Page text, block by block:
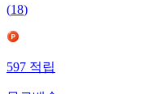
(18)
597적립